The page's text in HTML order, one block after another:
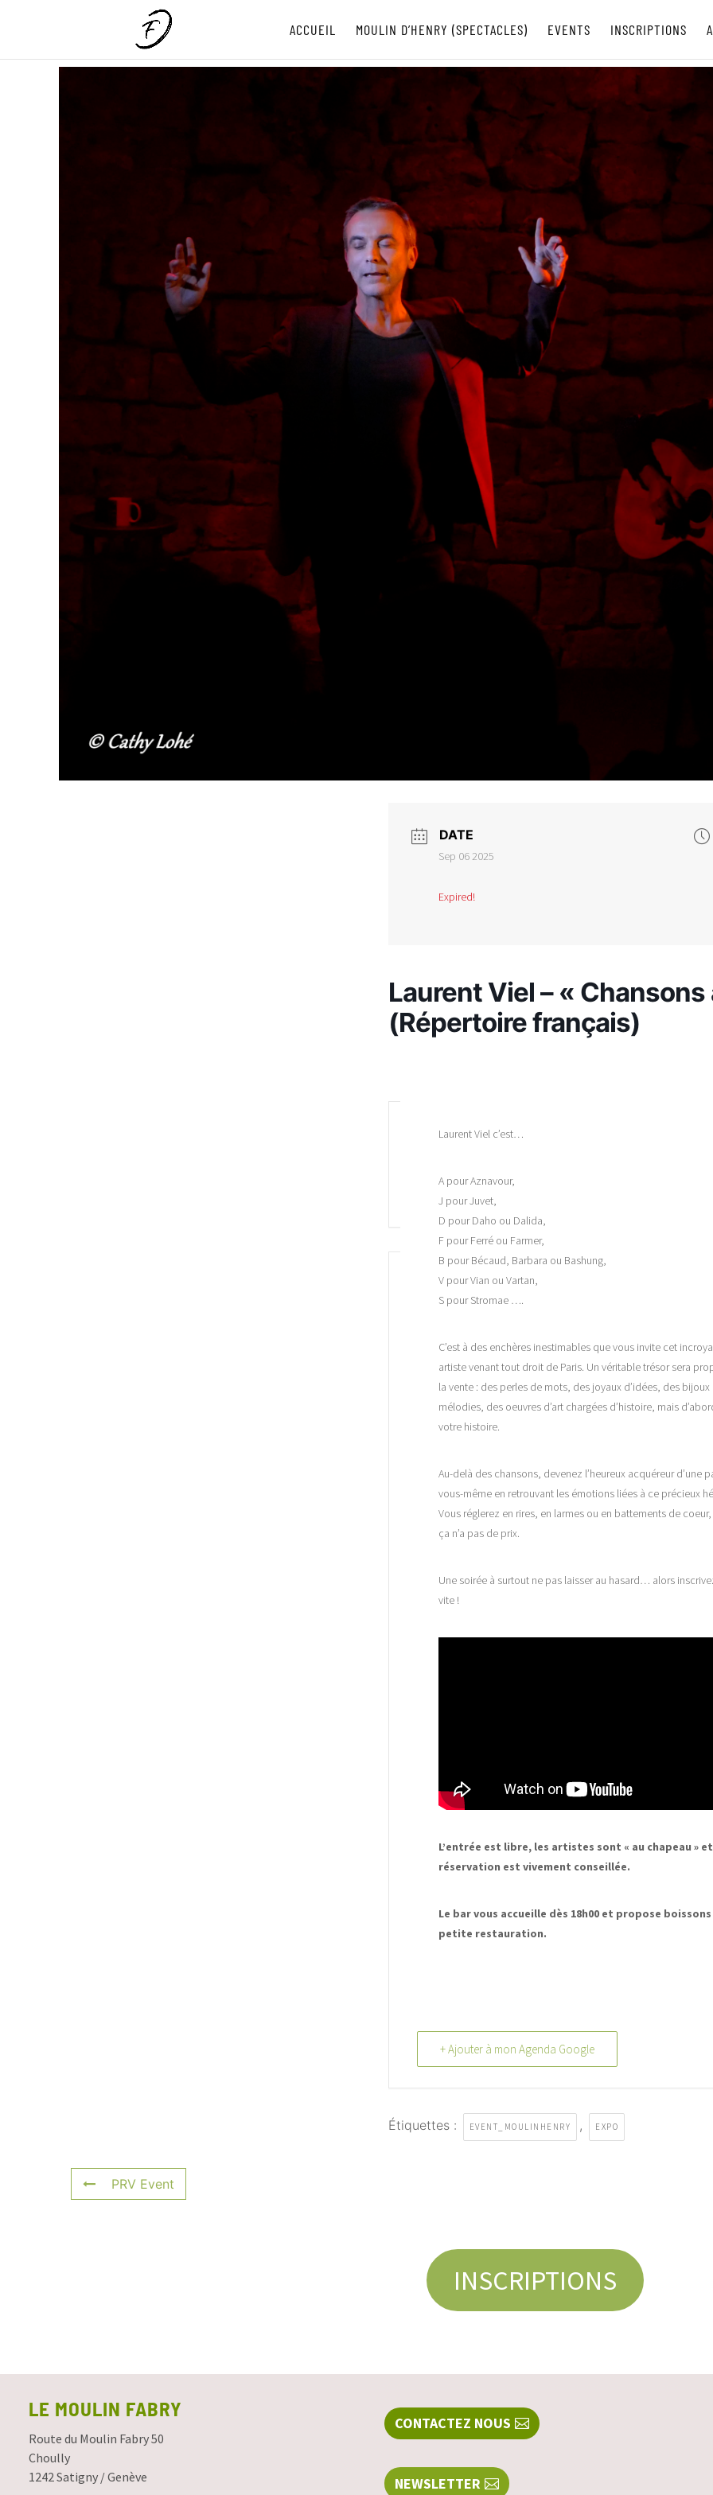
ACCUEIL MOULIN D’HENRY (SPECTACLES) EVENTS INSCRIPTIONS
DATE
Sep 06 2025
Expired!
Laurent Viel – «
(Répertoire français)
Laurent Viel c’est…
A pour Aznavour,
J pour Juvet,
D pour Daho ou Dalida,
F pour Ferré ou Farmer,
B pour Bécaud, Barbara ou Bashung,
V pour Vian ou Vartan,
S pour Stromae ….
C’est à des enchères inestimables que vous invite cet
artiste venant tout droit de Paris. Un véritable trésor sera
la vente : des perles de mots, des joyaux d’idées, des bijoux
mélodies, des oeuvres d’art chargées d’histoire, mais
votre histoire.
Au-delà des chansons, devenez l’heureux acquéreur d’une
vous-même en retrouvant les émotions liées à ce précieux
Vous réglerez en rires, en larmes ou en battements de
ça n’a pas de prix.
Une soirée à surtout ne pas laisser au hasard… alors
vite !
L’entrée est libre, les artistes sont « au chapeau »
réservation est vivement conseillée.
Le bar vous accueille dès 18h00 et propose
petite restauration.
+ Ajouter à mon Agenda Google
Étiquettes : EVENT_MOULINHENRY , EXPO
PRV Event
INSCRIPTIONS
LE MOULIN FABRY
Route du Moulin Fabry 50
Choully
1242 Satigny / Genève
CONTACTEZ NOUS
NEWSLETTER